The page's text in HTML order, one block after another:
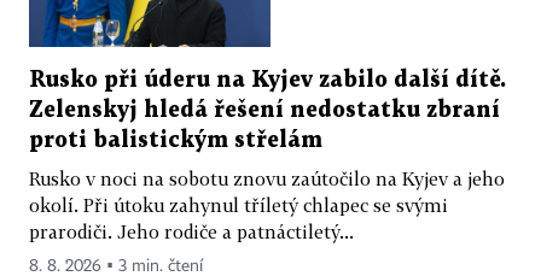
Rusko při úderu na Kyjev zabilo další dítě.
Zelenskyj hledá řešení nedostatku zbraní
proti balistickým střelám
Rusko v noci na sobotu znovu zaútočilo na Kyjev a jeho
okolí. Při útoku zahynul tříletý chlapec se svými
prarodiči. Jeho rodiče a patnáctiletý...
8. 8. 2026 ▪ 3 min. čtení